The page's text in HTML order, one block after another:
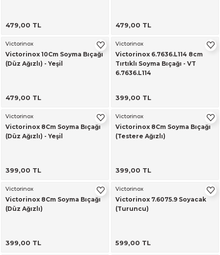
479,00 TL 479,00 TL
Victorinox
Victorinox 10Cm Soyma Bıçağı
(Düz Ağızlı) - Yeşil
479,00 TL
Victorinox
Victorinox 6.7636.L114 8cm
Tırtıklı Soyma Bıçağı - VT
6.7636.L114
399,00 TL
Victorinox
Victorinox 8Cm Soyma Bıçağı
(Düz Ağızlı) - Yeşil
399,00 TL
Victorinox
Victorinox 8Cm Soyma Bıçağı
(Testere Ağızlı)
399,00 TL
Victorinox
Victorinox 8Cm Soyma Bıçağı
(Düz Ağızlı)
399,00 TL
Victorinox
Victorinox 7.6075.9 Soyacak
(Turuncu)
599,00 TL